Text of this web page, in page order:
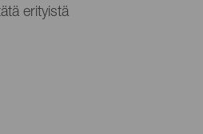
erityistä